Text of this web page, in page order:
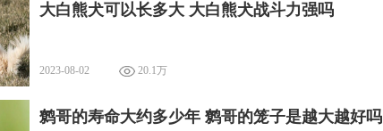
大白熊犬可以长多大 大白熊犬战斗力强吗
2023-08-02 20.1万
鹩哥的寿命大约多少年 鹩哥的笼子是越大越好吗